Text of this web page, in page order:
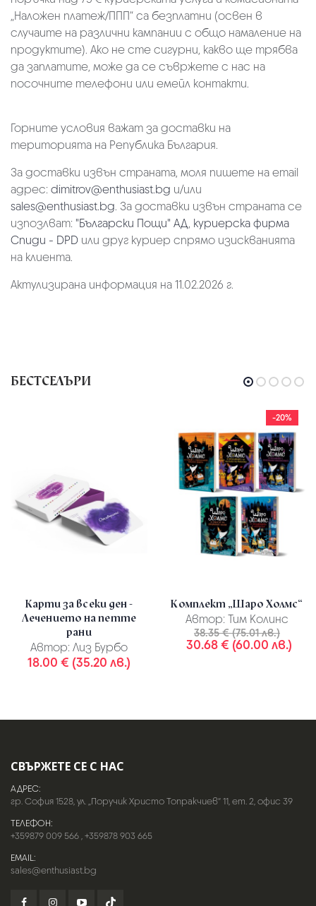
„Наложен платеж/ППП“ са безплатни (освен в
случаите на различни кампании с общо намаление на
продуктите). Ако не сте сигурни, какво ще трябва
да заплатите, може да се съвржете с нас на
посочните телефони или емейл контакти.
Горните условия важат за доставки на
територията на Република България.
За доставки извън страната, моля пишете на email
адрес: dimitrov@enthusiast.bg и/или
sales@enthusiast.bg. За доставки извън страната се
изпозлват: "Български Пощи" АД, куриерска фирма
Спиди - DPD или друг куриер спрямо изискванията
на клиента.
Актулизирана информация на 11.02.2026 г.
БЕСТСЕЛЪРИ
Карти за всеки ден -
Лечението на петте
рани
Автор: Лиз Бурбо
18.00 € (35.20 лв.)
-20%
Комплект „Шаро Холмс“
Автор: Тим Колинс
38.35 € (75.01 лв.)
30.68 € (60.00 лв.)
СВЪРЖЕТЕ СЕ С НАС
АДРЕС:
гр. София 1528, ул. „Поручик Христо Топракчиев“ 11, ет. 2, офис 39
ТЕЛЕФОН:
+359879 009 566,+359878 903 665
EMAIL:
sales@enthusiast.bg